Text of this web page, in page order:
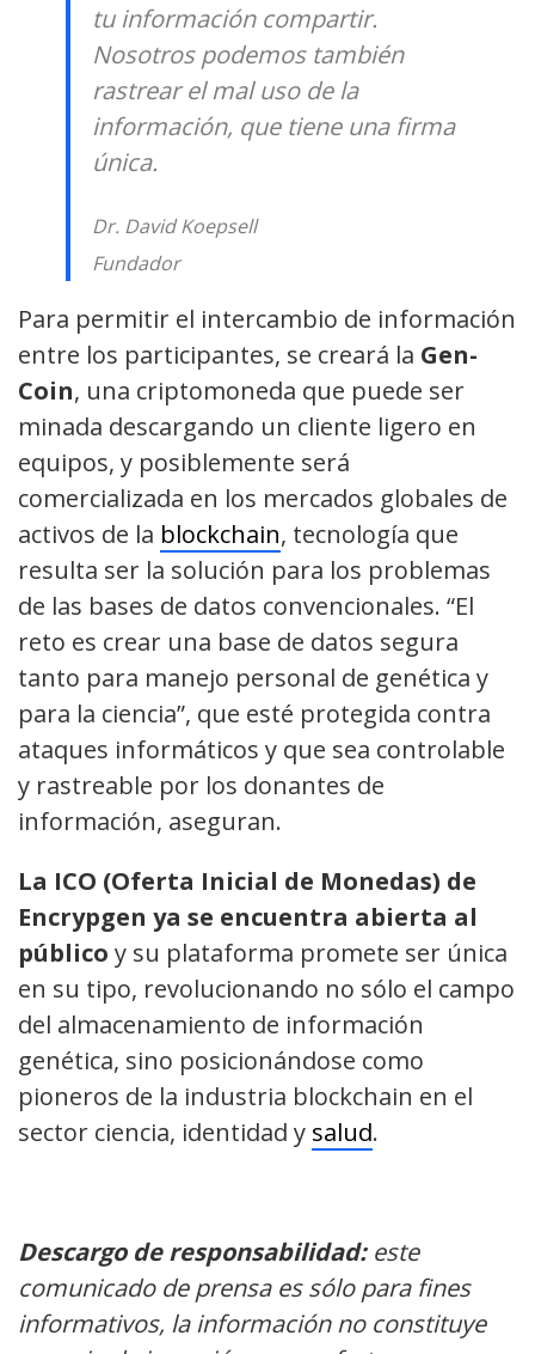
tu información compartir.
Nosotros podemos también
rastrear el mal uso de la
información, que tiene una firma
única.
Dr. David Koepsell
Fundador
Para permitir el intercambio de información
entre los participantes, se creará la Gen-
Coin, una criptomoneda que puede ser
minada descargando un cliente ligero en
equipos, y posiblemente será
comercializada en los mercados globales de
activos de la blockchain, tecnología que
resulta ser la solución para los problemas
de las bases de datos convencionales. “El
reto es crear una base de datos segura
tanto para manejo personal de genética y
para la ciencia”, que esté protegida contra
ataques informáticos y que sea controlable
y rastreable por los donantes de
información, aseguran.
La ICO (Oferta Inicial de Monedas) de
Encrypgen ya se encuentra abierta al
público y su plataforma promete ser única
en su tipo, revolucionando no sólo el campo
del almacenamiento de información
genética, sino posicionándose como
pioneros de la industria blockchain en el
sector ciencia, identidad y salud.
Descargo de responsabilidad:este
comunicado de prensa es sólo para fines
informativos, la información no constituye